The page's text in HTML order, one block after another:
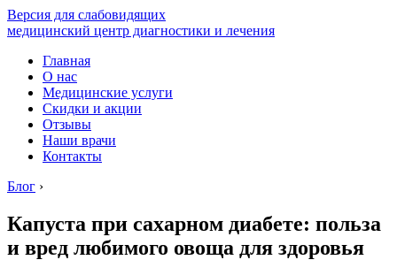
Версия для слабовидящих
медицинский центр диагностики и лечения
Главная
О нас
Медицинские услуги
Скидки и акции
Отзывы
Наши врачи
Контакты
Блог ›
Капуста при сахарном диабете: польза
и вред любимого овоща для здоровья